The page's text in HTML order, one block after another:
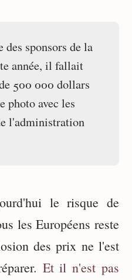
sponsors de la
année, il fallait
500 000 dollars
photo avec les
l'administration
le risque de
les Européens reste
des prix ne l'est
Et il n'est pas